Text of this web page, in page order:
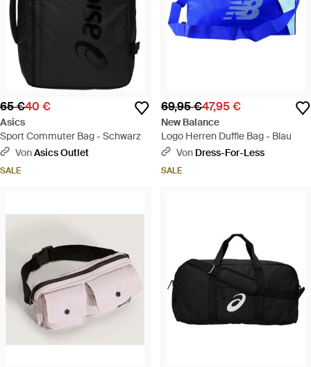
65 €40 €
Asics
Sport Commuter Bag - Schwarz
VonAsics Outlet
SALE
69,95 €47,95 €
New Balance
Logo Herren Duffle Bag - Blau
Von Dress-For-Less
SALE